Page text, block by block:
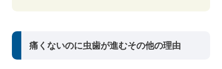
痛くないのに虫歯が進むその他の理由